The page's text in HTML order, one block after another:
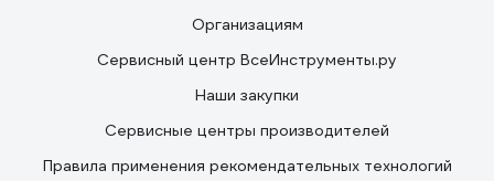
Организациям
Сервисный центр ВсеИнструменты.ру
Наши закупки
Сервисные центры производителей
Правила применения рекомендательных технологий